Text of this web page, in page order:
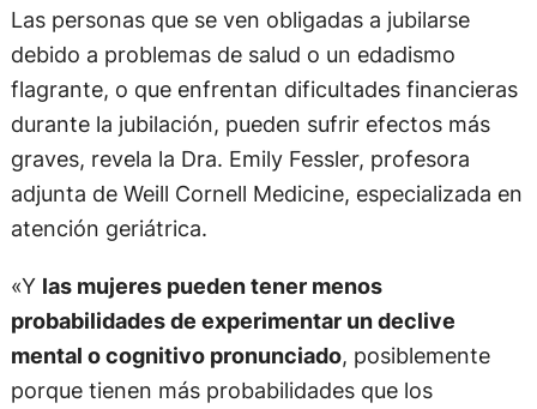
Las personas que se ven obligadas a jubilarse
debido a problemas de salud o un edadismo
flagrante, o que enfrentan dificultades financieras
durante la jubilación, pueden sufrir efectos más
graves, revela la Dra. Emily Fessler, profesora
adjunta de Weill Cornell Medicine, especializada en
atención geriátrica.
«Y las mujeres pueden tener menos
probabilidades de experimentar un declive
mental o cognitivo pronunciado, posiblemente
porque tienen más probabilidades que los